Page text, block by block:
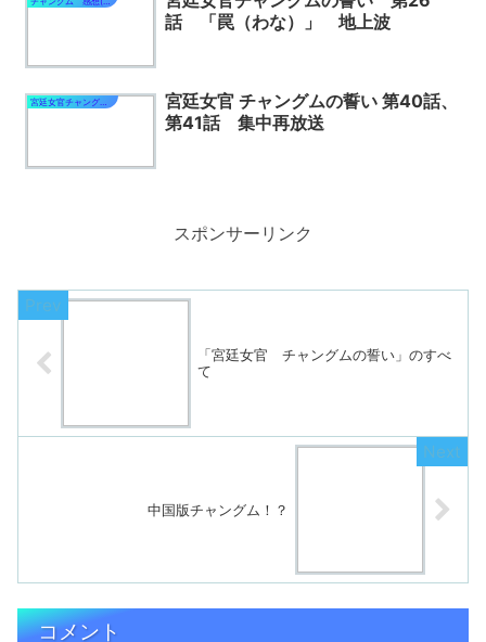
話 「罠（わな）」 地上波
宮廷女官チャングムの誓い
宮廷女官 チャングムの誓い 第40話、
第41話 集中再放送
スポンサーリンク
「宮廷女官 チャングムの誓い」のすべ
て
中国版チャングム！？
コメント